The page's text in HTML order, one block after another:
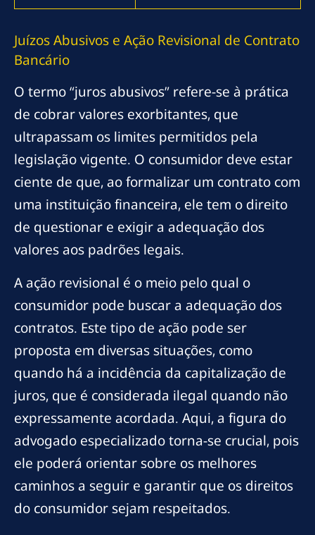
Juízos Abusivos e Ação Revisional de Contrato
Bancário
O termo “juros abusivos” refere-se à prática
de cobrar valores exorbitantes, que
ultrapassam os limites permitidos pela
legislação vigente. O consumidor deve estar
ciente de que, ao formalizar um contrato com
uma instituição financeira, ele tem o direito
de questionar e exigir a adequação dos
valores aos padrões legais.
A ação revisional é o meio pelo qual o
consumidor pode buscar a adequação dos
contratos. Este tipo de ação pode ser
proposta em diversas situações, como
quando há a incidência da capitalização de
juros, que é considerada ilegal quando não
expressamente acordada. Aqui, a figura do
advogado especializado torna-se crucial, pois
ele poderá orientar sobre os melhores
caminhos a seguir e garantir que os direitos
do consumidor sejam respeitados.